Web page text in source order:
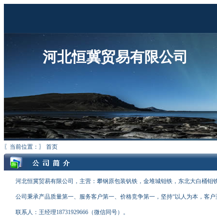
河北恒冀贸易有限公司
〖当前位置：〗 首页
河北恒冀贸易有限公司，主营：攀钢原包装钒铁，金堆城钼铁，东北大白桶钼
公司秉承产品质量第一、服务客户第一、价格竞争第一，坚持“以人为本，客户
联系人：王经理18731929666（微信同号）。